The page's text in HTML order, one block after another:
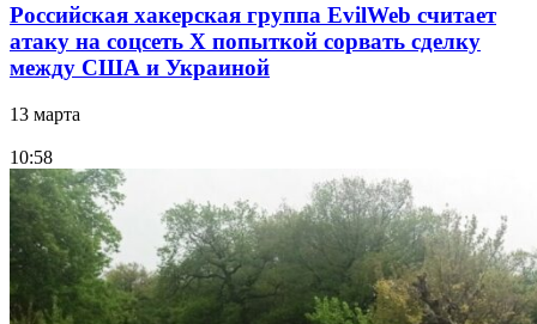
Российская хакерская группа EvilWeb считает
атаку на соцсеть Х попыткой сорвать сделку
между США и Украиной
13 марта
10:58